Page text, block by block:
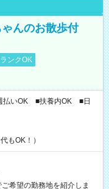
ゃんのお散歩付
ンクOK
払いOK ■扶養内OK ■日
もOK！）
希望の勤務地を紹介しま